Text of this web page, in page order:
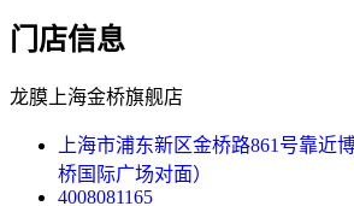
门店信息
龙膜上海金桥旗舰店
上海市浦东新区金桥路861号靠近
桥国际广场对面）
4008081165